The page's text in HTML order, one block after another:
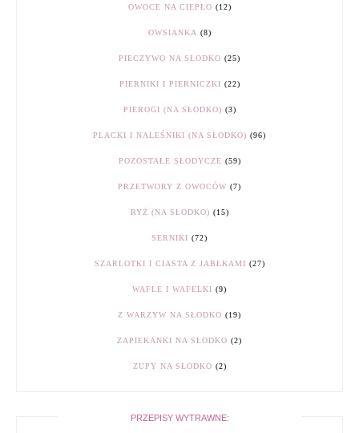
OWOCE NA CIEPŁO (12)
OWSIANKA (8)
PIECZYWO NA SŁODKO (25)
PIERNIKI I PIERNICZKI (22)
PIEROGI (NA SŁODKO) (3)
PLACKI I NALEŚNIKI (NA SŁODKO) (96)
POZOSTAŁE SŁODYCZE (59)
PRZETWORY Z OWOCÓW (7)
RYŻ (NA SŁODKO) (15)
SERNIKI (72)
SZARLOTKI I CIASTA Z JABŁKAMI (27)
WAFLE I WAFELKI (9)
Z WARZYW NA SŁODKO (19)
ZAPIEKANKI NA SŁODKO (2)
ZUPY NA SŁODKO (2)
PRZEPISY WYTRAWNE: